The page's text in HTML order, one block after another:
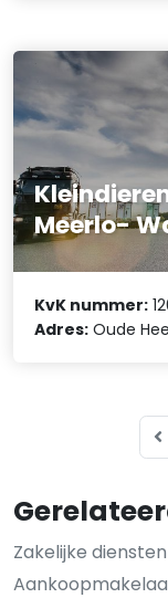
Zakelijke
Meerlo-
KvK nummer:
Adres: Oude